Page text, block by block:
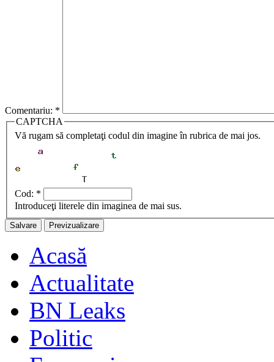
Comentariu: *
CAPTCHA
Vă rugam să completaţi codul din imagine în rubrica de mai jos.
Cod: *
Introduceţi literele din imaginea de mai sus.
Acasă
Actualitate
BN Leaks
Politic